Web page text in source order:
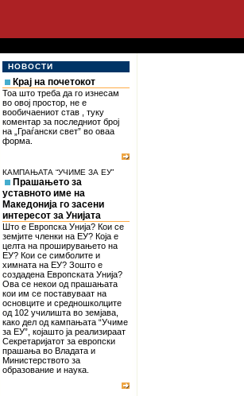
НОВОСТИ
Крај на почетокот
Тоа што треба да го изнесам
во овој простор, не е
вообичаениот став , туку
коментар за последниот број
на „Граѓански свет” во оваа
форма.
КАМПАЊАТА “УЧИМЕ ЗА ЕУ”
Прашањето за
уставното име на
Македонија го засени
интересот за Унијата
Што е Европска Унија? Кои се
земјите членки на ЕУ? Која е
целта на проширувањето на
ЕУ? Кои се симболите и
химната на ЕУ? Зошто е
создадена Европската Унија?
Ова се некои од прашањата
кои им се поставуваат на
основците и средношколците
од 102 училишта во земјава,
како дел од кампањата “Учиме
за ЕУ”, којашто ја реализираат
Секретаријатот за европски
прашања во Владата и
Министерството за
образование и наука.